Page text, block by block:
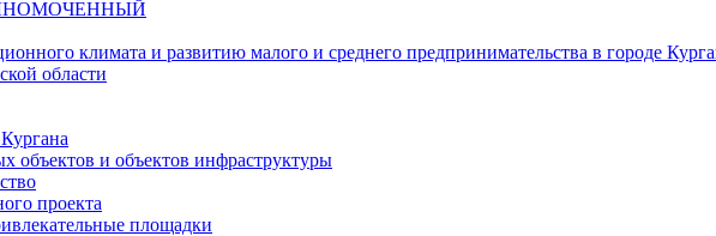
климата и развитию малого и среднего предпринимательства в городе
области
объектов и объектов инфраструктуры
проекта
площадки